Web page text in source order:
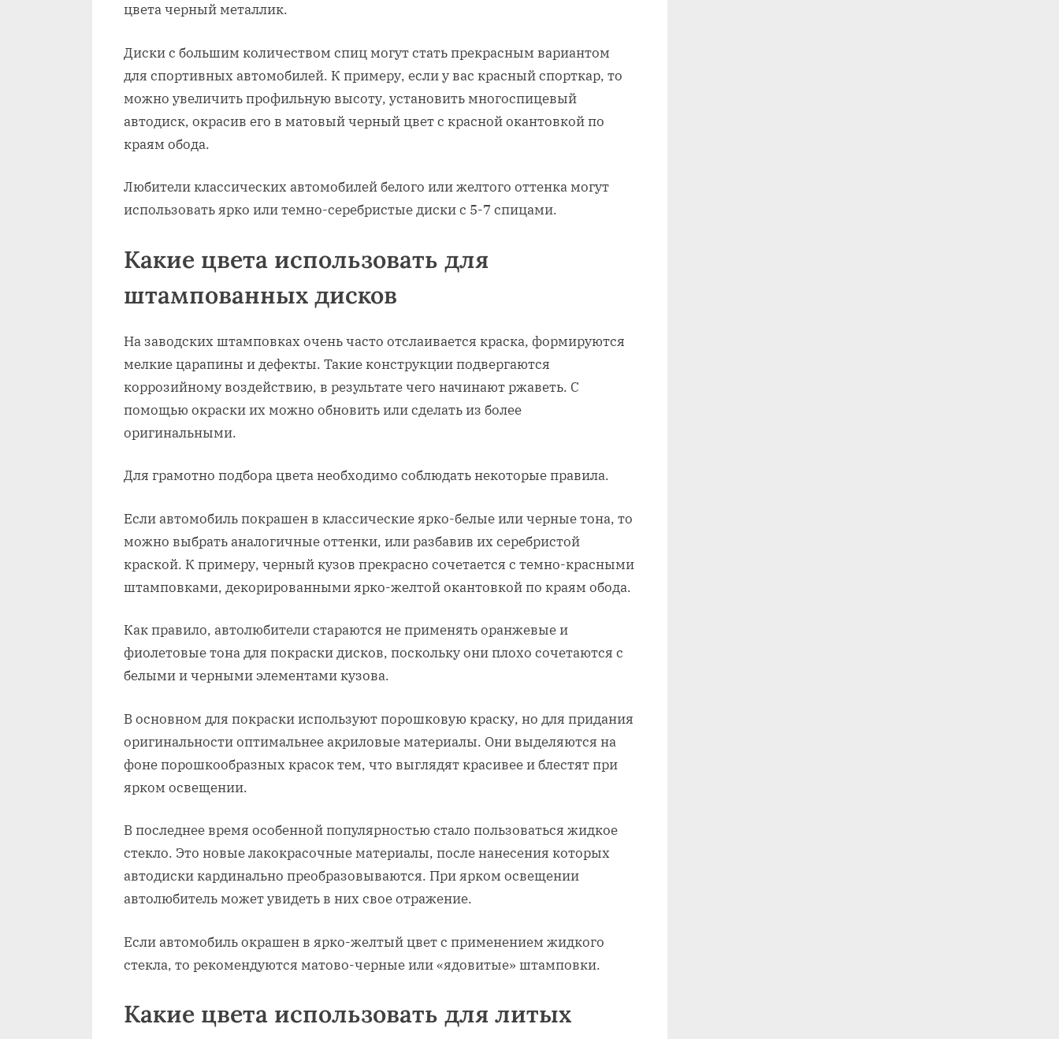
цвета черный металлик.
Диски с большим количеством спиц могут стать прекрасным вариантом
для спортивных автомобилей. К примеру, если у вас красный спорткар, то
можно увеличить профильную высоту, установить многоспицевый
автодиск, окрасив его в матовый черный цвет с красной окантовкой по
краям обода.
Любители классических автомобилей белого или желтого оттенка могут
использовать ярко или темно-серебристые диски с 5-7 спицами.
Какие цвета использовать для
штампованных дисков
На заводских штамповках очень часто отслаивается краска, формируются
мелкие царапины и дефекты. Такие конструкции подвергаются
коррозийному воздействию, в результате чего начинают ржаветь. С
помощью окраски их можно обновить или сделать из более
оригинальными.
Для грамотно подбора цвета необходимо соблюдать некоторые правила.
Если автомобиль покрашен в классические ярко-белые или черные тона, то
можно выбрать аналогичные оттенки, или разбавив их серебристой
краской. К примеру, черный кузов прекрасно сочетается с темно-красными
штамповками, декорированными ярко-желтой окантовкой по краям обода.
Как правило, автолюбители стараются не применять оранжевые и
фиолетовые тона для покраски дисков, поскольку они плохо сочетаются с
белыми и черными элементами кузова.
В основном для покраски используют порошковую краску, но для придания
оригинальности оптимальнее акриловые материалы. Они выделяются на
фоне порошкообразных красок тем, что выглядят красивее и блестят при
ярком освещении.
В последнее время особенной популярностью стало пользоваться жидкое
стекло. Это новые лакокрасочные материалы, после нанесения которых
автодиски кардинально преобразовываются. При ярком освещении
автолюбитель может увидеть в них свое отражение.
Если автомобиль окрашен в ярко-желтый цвет с применением жидкого
стекла, то рекомендуются матово-черные или «ядовитые» штамповки.
Какие цвета использовать для литых